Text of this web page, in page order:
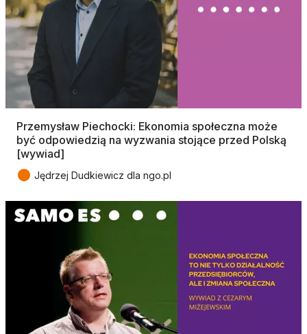
Przemysław Piechocki: Ekonomia społeczna może
być odpowiedzią na wyzwania stojące przed Polską
[wywiad]
● Jędrzej Dudkiewicz dla ngo.pl